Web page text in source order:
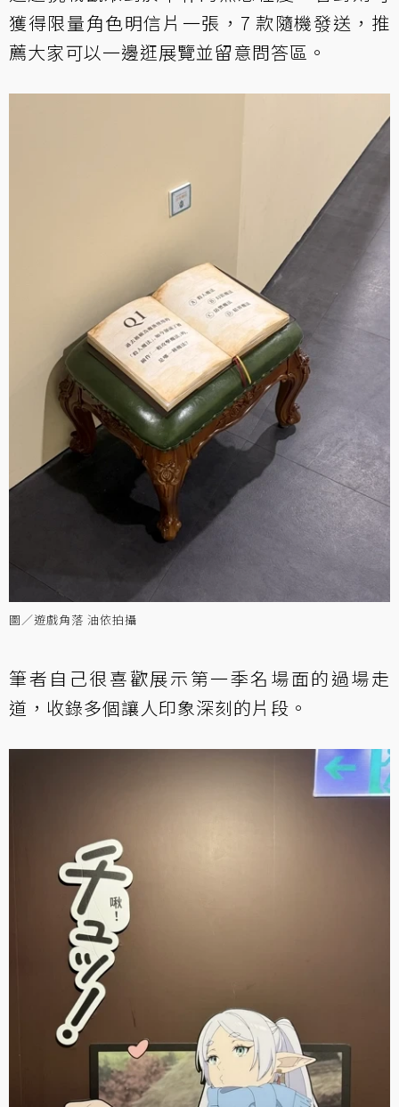
獲得限量角色明信片一張，7 款隨機發送，推
薦大家可以一邊逛展覽並留意問答區。
圖／遊戲角落 油依拍攝
筆者自己很喜歡展示第一季名場面的過場走
道，收錄多個讓人印象深刻的片段。